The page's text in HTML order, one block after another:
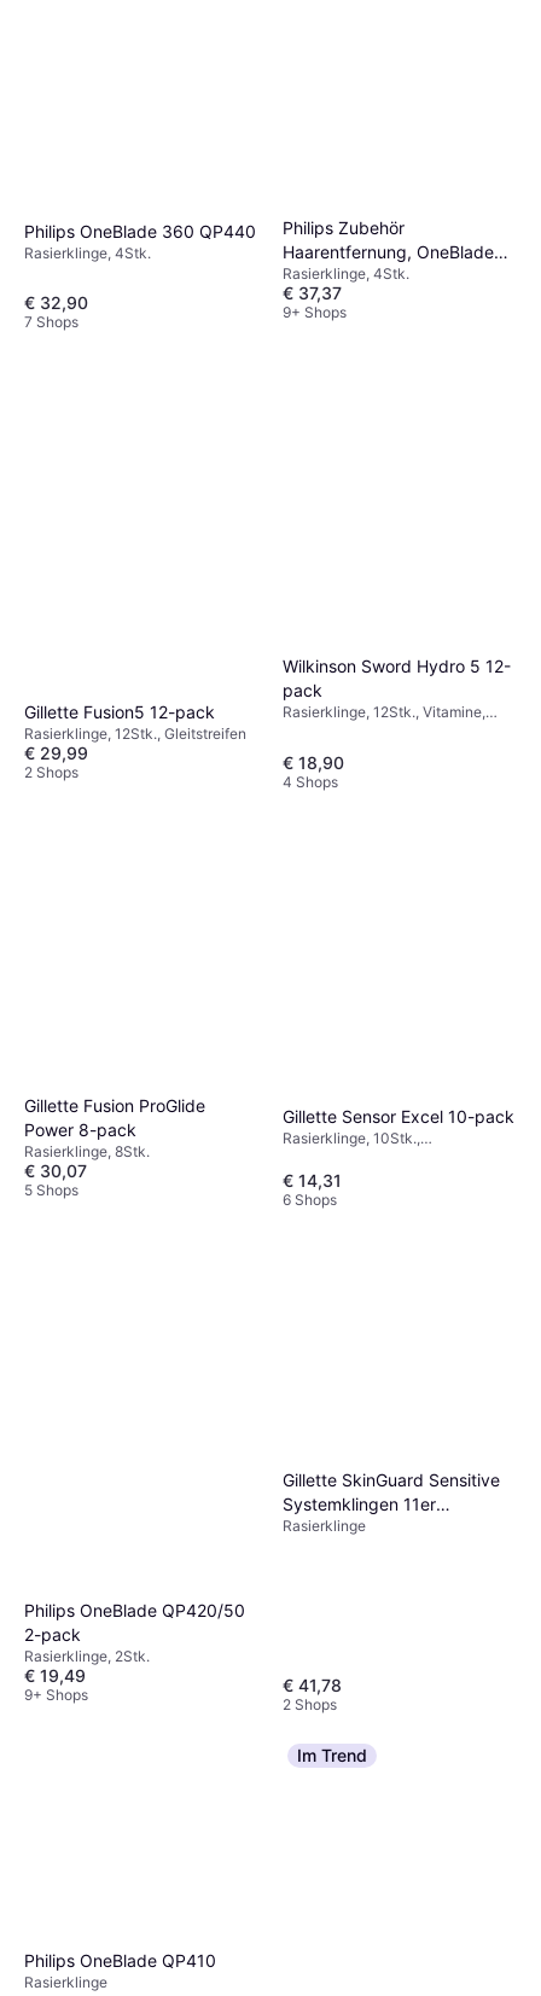
Philips OneBlade 360 QP440
Rasierklinge, 4Stk.
€ 32,90
7 Shops
Philips Zubehör
Haarentfernung, OneBlade
Klinge (4x)
Rasierklinge, 4Stk.
€ 37,37
9+ Shops
Gillette Fusion5 12-pack
Rasierklinge, 12Stk., Gleitstreifen
€ 29,99
2 Shops
Wilkinson Sword Hydro 5 12-
pack
Rasierklinge, 12Stk., Vitamine,
€ 18,90
4 Shops
Gillette Fusion ProGlide
Power 8-pack
Rasierklinge, 8Stk.
€ 30,07
5 Shops
Gillette Sensor Excel 10-pack
Rasierklinge, 10Stk.,
€ 14,31
6 Shops
Philips OneBlade QP420/50
2-pack
Rasierklinge, 2Stk.
€ 19,49
9+ Shops
Gillette SkinGuard Sensitive
Systemklingen 11er
Ersatzklingen, 11 St�ck
Rasierklinge
€ 41,78
2 Shops
Philips OneBlade QP410
Rasierklinge
Im Trend